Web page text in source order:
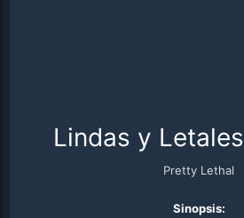
Lindas y Letales
Pretty Lethal
Sinopsis: